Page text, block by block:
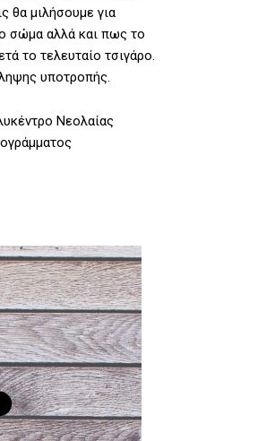
θα μιλήσουμε για
σώμα αλλά και πως το
το τελευταίο τσιγάρο.
υποτροπής.
Νεολαίας